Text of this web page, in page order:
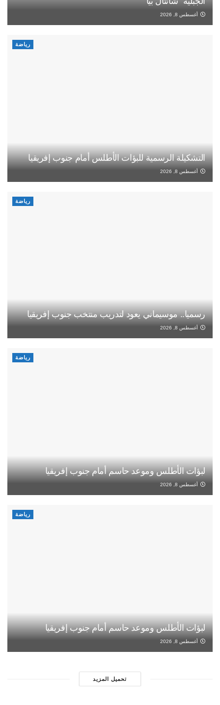
أغسطس 8, 2026
رياضة
التشكيلة الرسمية للبؤات الأطلس أمام جنوب إفريقيا
أغسطس 8, 2026
رياضة
رسميا.. موسيماني يعود لتدريب منتخب جنوب إفريقيا
أغسطس 8, 2026
رياضة
لبؤات الأطلس وموعد حاسم أمام جنوب إفريقيا
أغسطس 8, 2026
رياضة
لبؤات الأطلس وموعد حاسم أمام جنوب إفريقيا
أغسطس 8, 2026
تحميل المزيد